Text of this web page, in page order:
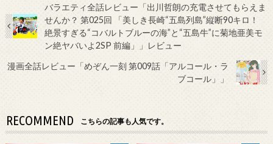
バラエティ全話レビュー「出川哲朗の充電させてもらえま
せんか？ 第025回 「美しき長崎“五島列島”縦断90キロ！
絶景すぎる“コバルトブルーの海”と“五島牛”に菊地亜美モ
ン絶ヤバいよ2SP 前編」」レビュー
漫画全話レビュー「めぞん一刻 第009話「アルコール・ラ
ブコール」」
RECOMMEND こちらの記事も人気です。